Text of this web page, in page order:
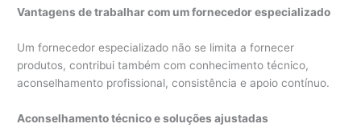
Vantagens de trabalhar com um fornecedor especializado
Um fornecedor especializado não se limita a fornecer
produtos, contribui também com conhecimento técnico,
aconselhamento profissional, consistência e apoio contínuo.
Aconselhamento técnico e soluções ajustadas